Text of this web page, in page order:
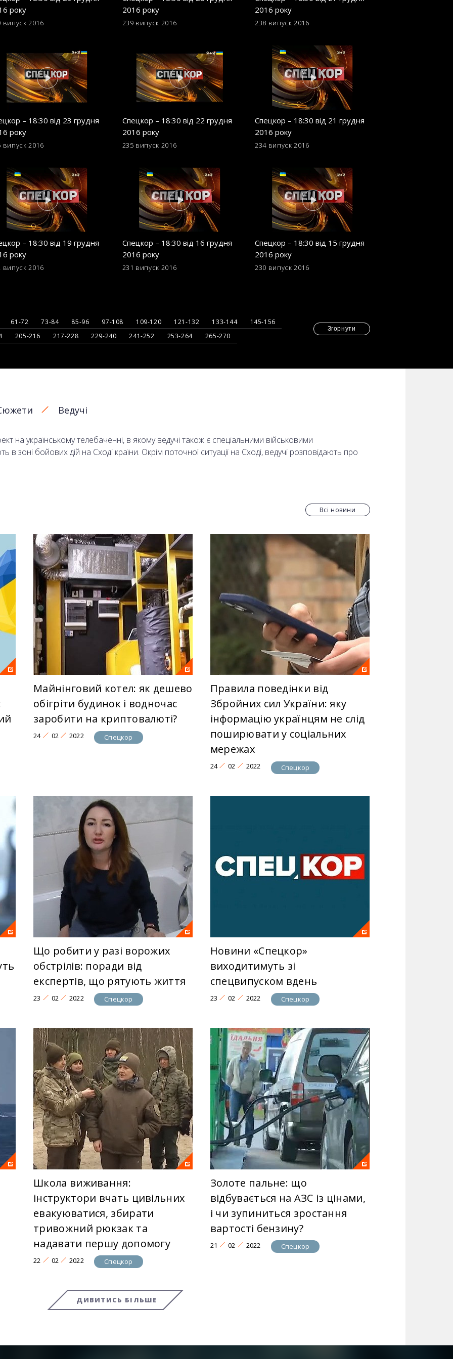
року
випуск 2016
2016 року
239 випуск 2016
2016 року
238 випуск 2016
– 18:30 від 23 грудня
року
випуск 2016
Спецкор – 18:30 від 22 грудня
2016 року
235 випуск 2016
Спецкор – 18:30 від 21 грудня
2016 року
234 випуск 2016
– 18:30 від 19 грудня
року
випуск 2016
Спецкор – 18:30 від 16 грудня
2016 року
231 випуск 2016
Спецкор – 18:30 від 15 грудня
2016 року
230 випуск 2016
61-72 73-84 85-96 97-108 109-120 121-132 133-144
145-156
205-216 217-228 229-240 241-252 253-264 265-270
Згорнути
Ведучі
на українському телебаченні, в якому ведучі також є спеціальними військовими
зоні бойових дій на Сході країни. Окрім поточної ситуації на Сході, ведучі розповідають про
2+2 та на сайті онлайн.
Всі новини
Майнінговий котел: як дешево
обігріти будинок і водночас
заробити на криптовалюті?
24 02 2022 Спецкор
Правила поведінки від
Збройних сил України: яку
інформацію українцям не слід
поширювати у соціальних
мережах
24 02 2022 Спецкор
Що робити у разі ворожих
обстрілів: поради від
експертів, що рятують життя
23 02 2022 Спецкор
Новини «Спецкор»
виходитимуть зі
спецвипуском вдень
23 02 2022 Спецкор
Школа виживання:
інструктори вчать цивільних
евакуюватися, збирати
тривожний рюкзак та
надавати першу допомогу
22 02 2022 Спецкор
Золоте пальне: що
відбувається на АЗС із цінами,
і чи зупиниться зростання
вартості бензину?
21 02 2022 Спецкор
ДИВИТИСЬ БІЛЬШЕ